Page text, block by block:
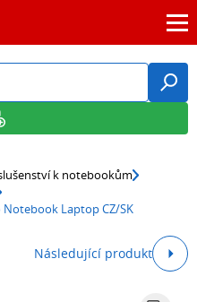
k notebookům
Notebook Laptop CZ/SK
Následující produkt